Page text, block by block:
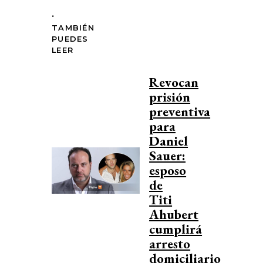
.
TAMBIÉN
PUEDES
LEER
Revocan
prisión
preventiva
para
Daniel
Sauer:
esposo
de
Titi
Ahubert
cumplirá
arresto
domiciliario